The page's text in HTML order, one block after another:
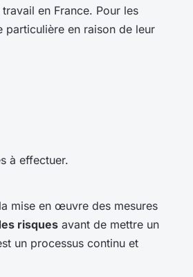
en France. Pour les
en raison de leur
à effectuer.
mise en œuvre des mesures
risques avant de mettre un
un processus continu et